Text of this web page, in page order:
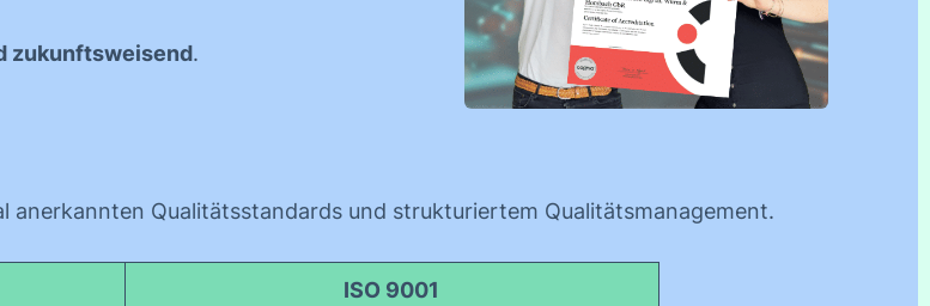
zukunftsweisend.
Qualitätsstandards und strukturiertem Qualitätsmanagement.
ISO 9001